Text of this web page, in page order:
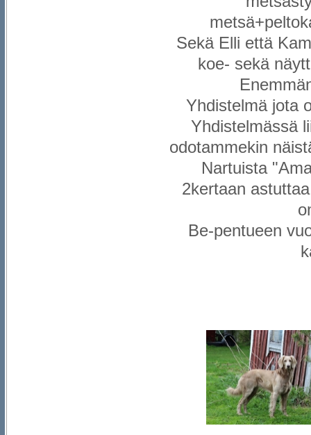
Sekä Elli että
koe- sekä
Yhdistelmä jota
Yhdistelmässä
odotammekin
Nartuista
2kertaan
Be-pentueen